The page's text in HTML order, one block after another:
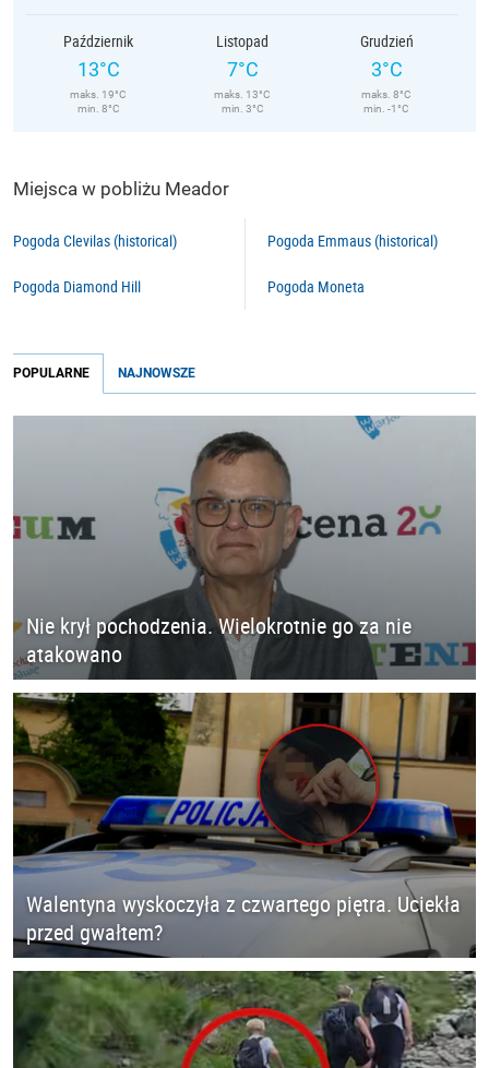
Październik
13°C
maks. 19°C
min. 8°C
Listopad
7°C
maks. 13°C
min. 3°C
Grudzień
3°C
maks. 8°C
min. -1°C
Miejsca w pobliżu Meador
Pogoda Clevilas (historical)
Pogoda Diamond Hill
Pogoda Emmaus (historical)
Pogoda Moneta
POPULARNE NAJNOWSZE
Nie krył pochodzenia. Wielokrotnie go za nie
atakowano
Walentyna wyskoczyła z czwartego piętra. Uciekła
przed gwałtem?